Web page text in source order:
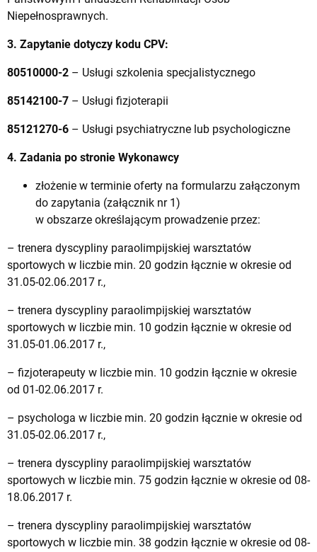
Niepełnosprawnych.
3. Zapytanie dotyczy kodu CPV:
80510000-2 – Usługi szkolenia specjalistycznego
85142100-7 – Usługi fizjoterapii
85121270-6 – Usługi psychiatryczne lub psychologiczne
4. Zadania po stronie Wykonawcy
złożenie w terminie oferty na formularzu załączonym
do zapytania (załącznik nr 1)
w obszarze określającym prowadzenie przez:
– trenera dyscypliny paraolimpijskiej warsztatów
sportowych w liczbie min. 20 godzin łącznie w okresie od
31.05-02.06.2017 r.,
– trenera dyscypliny paraolimpijskiej warsztatów
sportowych w liczbie min. 10 godzin łącznie w okresie od
31.05-01.06.2017 r.,
– fizjoterapeuty w liczbie min. 10 godzin łącznie w okresie
od 01-02.06.2017 r.
– psychologa w liczbie min. 20 godzin łącznie w okresie od
31.05-02.06.2017 r.,
– trenera dyscypliny paraolimpijskiej warsztatów
sportowych w liczbie min. 75 godzin łącznie w okresie od 08-
18.06.2017 r.
– trenera dyscypliny paraolimpijskiej warsztatów
sportowych w liczbie min. 38 godzin łącznie w okresie od 08-